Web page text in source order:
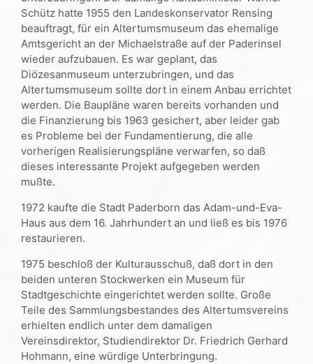
Schütz hatte 1955 den Landeskonservator Rensing
beauftragt, für ein Altertumsmuseum das ehemalige
Amtsgericht an der Michaelstraße auf der Paderinsel
wieder aufzubauen. Es war geplant, das
Diözesanmuseum unterzubringen, und das
Altertumsmuseum sollte dort in einem Anbau errichtet
werden. Die Baupläne waren bereits vorhanden und
die Finanzierung bis 1963 gesichert, aber leider gab
es Probleme bei der Fundamentierung, die alle
vorherigen Realisierungspläne verwarfen, so daß
dieses interessante Projekt aufgegeben werden
mußte.
1972 kaufte die Stadt Paderborn das Adam-und-Eva-
Haus aus dem 16. Jahrhundert an und ließ es bis 1976
restaurieren.
1975 beschloß der Kulturausschuß, daß dort in den
beiden unteren Stockwerken ein Museum für
Stadtgeschichte eingerichtet werden sollte. Große
Teile des Sammlungsbestandes des Altertumsvereins
erhielten endlich unter dem damaligen
Vereinsdirektor, Studiendirektor Dr. Friedrich Gerhard
Hohmann, eine würdige Unterbringung.